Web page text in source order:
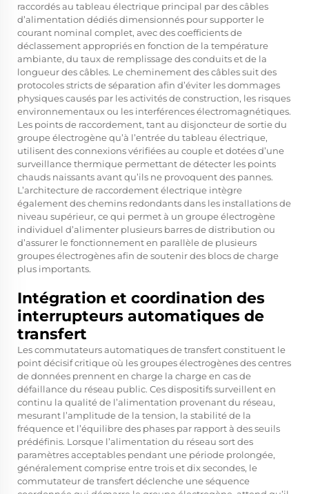
raccordés au tableau électrique principal par des câbles
d’alimentation dédiés dimensionnés pour supporter le
courant nominal complet, avec des coefficients de
déclassement appropriés en fonction de la température
ambiante, du taux de remplissage des conduits et de la
longueur des câbles. Le cheminement des câbles suit des
protocoles stricts de séparation afin d’éviter les dommages
physiques causés par les activités de construction, les risques
environnementaux ou les interférences électromagnétiques.
Les points de raccordement, tant au disjoncteur de sortie du
groupe électrogène qu’à l’entrée du tableau électrique,
utilisent des connexions vérifiées au couple et dotées d’une
surveillance thermique permettant de détecter les points
chauds naissants avant qu’ils ne provoquent des pannes.
L’architecture de raccordement électrique intègre
également des chemins redondants dans les installations de
niveau supérieur, ce qui permet à un groupe électrogène
individuel d’alimenter plusieurs barres de distribution ou
d’assurer le fonctionnement en parallèle de plusieurs
groupes électrogènes afin de soutenir des blocs de charge
plus importants.
Intégration et coordination des
interrupteurs automatiques de
transfert
Les commutateurs automatiques de transfert constituent le
point décisif critique où les groupes électrogènes des centres
de données prennent en charge la charge en cas de
défaillance du réseau public. Ces dispositifs surveillent en
continu la qualité de l’alimentation provenant du réseau,
mesurant l’amplitude de la tension, la stabilité de la
fréquence et l’équilibre des phases par rapport à des seuils
prédéfinis. Lorsque l’alimentation du réseau sort des
paramètres acceptables pendant une période prolongée,
généralement comprise entre trois et dix secondes, le
commutateur de transfert déclenche une séquence